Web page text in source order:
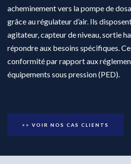
acheminement vers la pompe de
grâce au régulateur d’air. Ils
agitateur, capteur de niveau, sortie
répondre aux besoins spécifiques.
conformité par rapport aux
équipements sous pression (PED).
>> VOIR NOS CAS CLIENTS